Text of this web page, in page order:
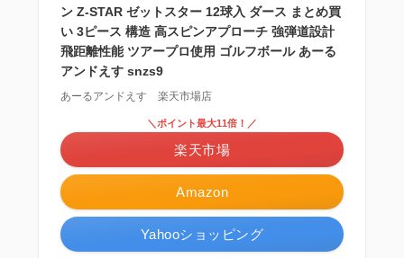
ン Z-STAR ゼットスター 12球入 ダース まとめ買
い 3ピース 構造 高スピンアプローチ 強弾道設計
飛距離性能 ツアープロ使用 ゴルフボール あーる
アンドえす snzs9
あーるアンドえす 楽天市場店
Amazon
＼ポイント最大11倍！／
楽天市場
Yahooショッピング